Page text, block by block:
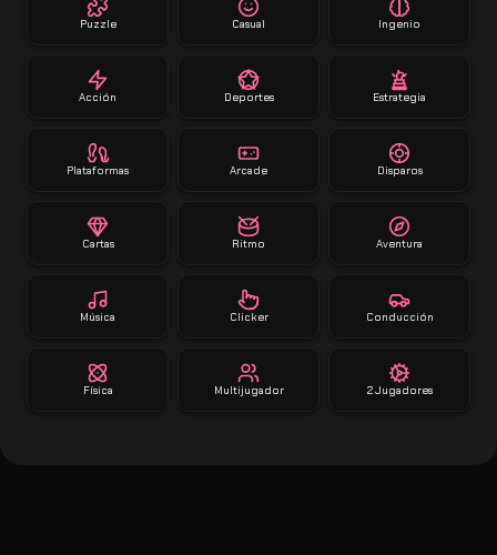
Puzzle Casual Ingenio
Acción Deportes Estrategia
Plataformas Arcade Disparos
Cartas Ritmo Aventura
Música Clicker Conducción
Física Multijugador 2 Jugadores